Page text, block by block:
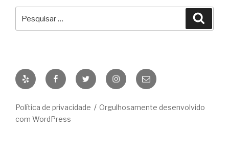
Yelp FacebookTwitter Instagram
E-
mail
Política de privacidade
Orgulhosamente desenvolvido
com WordPress